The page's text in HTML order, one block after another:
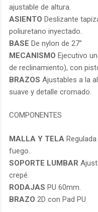
ajustable de altura.
ASIENTO Deslizante
poliuretano inyectado.
BASE De nylon de 27”
MECANISMO Ejecutivo
de reclinamiento), con
BRAZOS Ajustables a la
suave y detalle cromado.
COMPONENTES
MALLA Y TELA
fuego.
SOPORTE LUMBAR
crepé.
RODAJAS PU 60mm.
BRAZO 2D con Pad PU